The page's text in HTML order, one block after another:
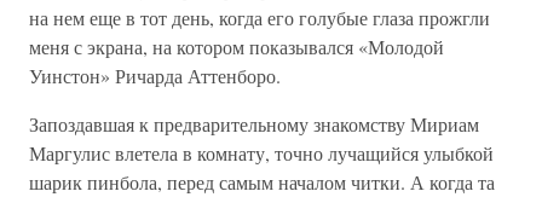
на нем еще в тот день, когда его голубые глаза прожгли
меня с экрана, на котором показывался «Молодой
Уинстон» Ричарда Аттенборо.
Запоздавшая к предварительному знакомству Мириам
Маргулис влетела в комнату, точно лучащийся улыбкой
шарик пинбола, перед самым началом читки. А когда та